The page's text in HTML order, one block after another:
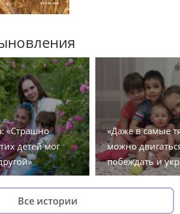
«Страшно
детей мог
«Даже в самые
можно
побеждать и
Все истории